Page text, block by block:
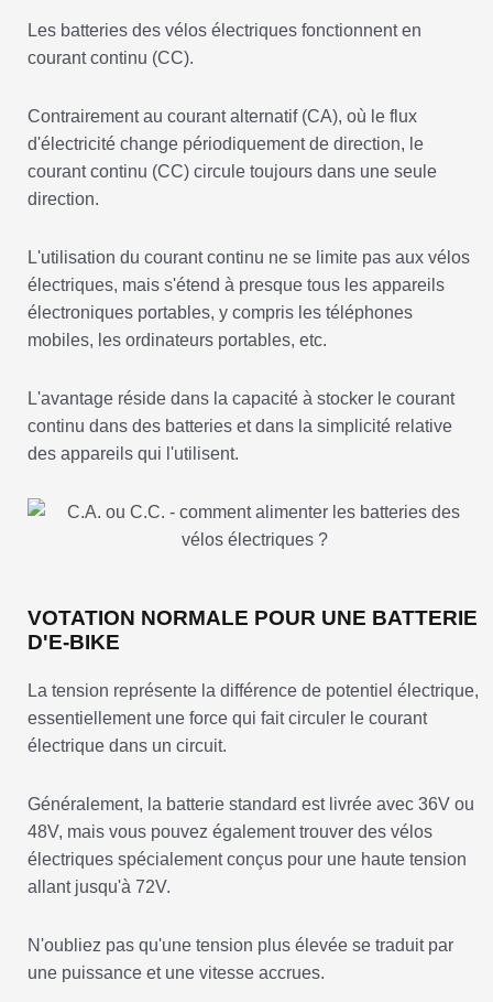
Les batteries des vélos électriques fonctionnent en
courant continu (CC).
Contrairement au courant alternatif (CA), où le flux
d'électricité change périodiquement de direction, le
courant continu (CC) circule toujours dans une seule
direction.
L'utilisation du courant continu ne se limite pas aux vélos
électriques, mais s'étend à presque tous les appareils
électroniques portables, y compris les téléphones
mobiles, les ordinateurs portables, etc.
L'avantage réside dans la capacité à stocker le courant
continu dans des batteries et dans la simplicité relative
des appareils qui l'utilisent.
VOTATION NORMALE POUR UNE BATTERIE
D'E-BIKE
La tension représente la différence de potentiel électrique,
essentiellement une force qui fait circuler le courant
électrique dans un circuit.
Généralement, la batterie standard est livrée avec 36V ou
48V, mais vous pouvez également trouver des vélos
électriques spécialement conçus pour une haute tension
allant jusqu'à 72V.
N'oubliez pas qu'une tension plus élevée se traduit par
une puissance et une vitesse accrues.